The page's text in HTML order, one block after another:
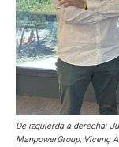
De izquierda a derecha:
ManpowerGroup; Vicenç